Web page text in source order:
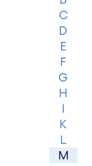
C
D
E
F
G
H
I
K
L
M